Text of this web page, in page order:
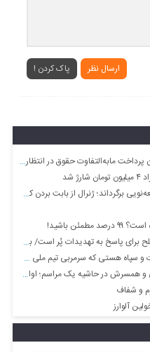
ارسال نظر پاک کردن !
مابه‌التفاوت حقوق در انتظار اعلام رسمی
شد
ژنرال از بابت بردن کدام بازیکن پشیمان است؟
باشید!
فهمید که فناوری بومی ایران، برتر از هر سامانه ای در منطقه است
مدیران فوتبال به من گفتند بهایی!/ فکر می‌کنند من طاعون دارم!
در حاشیه یک مراسم؛ اواخر دهه ۹۰
و شفاف
آلوارز